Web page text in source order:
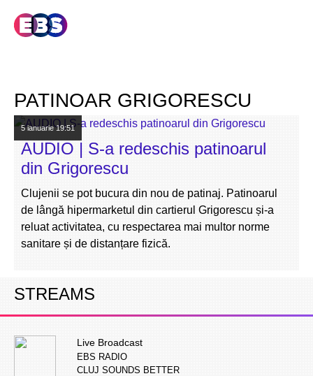
PATINOAR GRIGORESCU
5 ianuarie19:51
AUDIO | S-a redeschis patinoarul
din Grigorescu
Clujenii se pot bucura din nou de patinaj. Patinoarul
de lângă hipermarketul din cartierul Grigorescu și-a
reluat activitatea, cu respectarea mai multor norme
sanitare și de distanțare fizică.
STREAMS
Live Broadcast
EBS RADIO
CLUJ SOUNDS BETTER